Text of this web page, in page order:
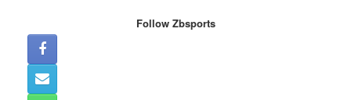
Follow Zbsports